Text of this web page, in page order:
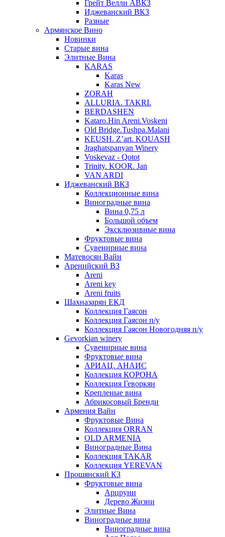
Грейт Велли АВКЗ
Иджеванский ВКЗ
Разные
Армянское Вино
Новинки
Старые вина
Элитные Вина
KARAS
Karas
Karas New
ZORAH
ALLURIA. TAKRI.
BERDASHEN
Kataro.Hin Areni.Voskeni
Old Bridge.Tushpa.Malani
KEUSH. Z’art. KOUASH
Jraghatspanyan Winery
Voskevaz - Qotot
Trinity. KOOR. Jan
VAN ARDI
Иджеванский ВКЗ
Коллекционные вина
Виноградные вина
Вина 0,75 л
Большой объем
Эксклюзивные вина
Фруктовые вина
Cувенирные вина
Матевосян Вайн
Аренийский ВЗ
Areni
Areni key
Areni fruits
Шахназарян ЕКД
Коллекция Гаясон
Коллекция Гаясон п/у
Коллекция Гаясон Новогодняя п/у
Gevorkian winery
Сувенирные вина
Фруктовые вина
АРИАЦ. АНАИС
Коллекция КОРОНА
Коллекция Геворкян
Крепленые вина
Абрикосовый Бренди
Армения Вайн
Фруктовые Вина
Коллекция ORRAN
OLD ARMENIA
Виноградные Вина
Коллекция TAKAR
Коллекция YEREVAN
Прошянский КЗ
Фруктовые вина
Арцруни
Дерево Жизни
Элитные Вина
Виноградные вина
Виноградные вина